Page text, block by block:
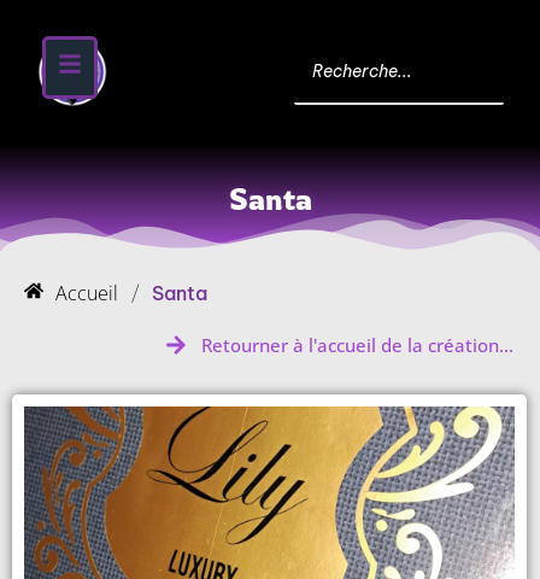
Santa
Accueil / Santa
Retourner à l'accueil de la création...